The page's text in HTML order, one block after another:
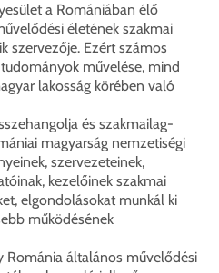
a Romániában élő
életének szakmai
szervezője. Ezért számos
művelése, mind
lakosság körében való
és szakmailag-
magyarság nemzetiségi
szervezeteinek,
kezelőinek szakmai
elgondolásokat munkál ki
működésének
általános művelődési